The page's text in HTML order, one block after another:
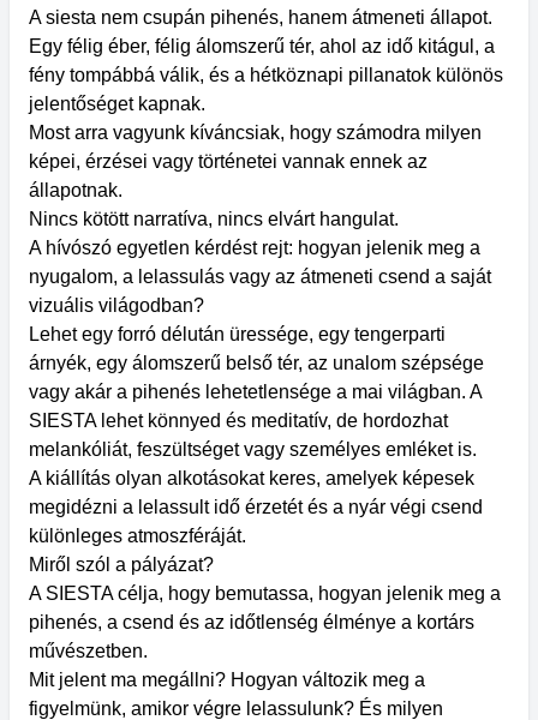
A siesta nem csupán pihenés, hanem átmeneti állapot.
Egy félig éber, félig álomszerű tér, ahol az idő kitágul, a
fény tompábbá válik, és a hétköznapi pillanatok különös
jelentőséget kapnak.
Most arra vagyunk kíváncsiak, hogy számodra milyen
képei, érzései vagy történetei vannak ennek az
állapotnak.
Nincs kötött narratíva, nincs elvárt hangulat.
A hívószó egyetlen kérdést rejt: hogyan jelenik meg a
nyugalom, a lelassulás vagy az átmeneti csend a saját
vizuális világodban?
Lehet egy forró délután üressége, egy tengerparti
árnyék, egy álomszerű belső tér, az unalom szépsége
vagy akár a pihenés lehetetlensége a mai világban. A
SIESTA lehet könnyed és meditatív, de hordozhat
melankóliát, feszültséget vagy személyes emléket is.
A kiállítás olyan alkotásokat keres, amelyek képesek
megidézni a lelassult idő érzetét és a nyár végi csend
különleges atmoszféráját.
Miről szól a pályázat?
A SIESTA célja, hogy bemutassa, hogyan jelenik meg a
pihenés, a csend és az időtlenség élménye a kortárs
művészetben.
Mit jelent ma megállni? Hogyan változik meg a
figyelmünk, amikor végre lelassulunk? És milyen